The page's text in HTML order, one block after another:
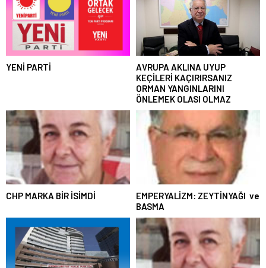
YENİ PARTİ
AVRUPA AKLINA UYUP
KEÇİLERİ KAÇIRIRSANIZ
ORMAN YANGINLARINI
ÖNLEMEK OLASI OLMAZ
CHP MARKA BİR İSİMDİ
EMPERYALİZM: ZEYTİNYAĞI ve
BASMA